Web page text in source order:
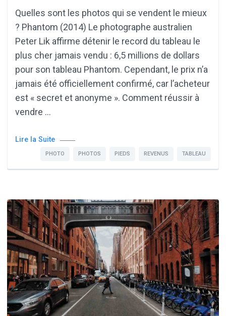
Quelles sont les photos qui se vendent le mieux
? Phantom (2014) Le photographe australien
Peter Lik affirme détenir le record du tableau le
plus cher jamais vendu : 6,5 millions de dollars
pour son tableau Phantom. Cependant, le prix n’a
jamais été officiellement confirmé, car l’acheteur
est « secret et anonyme ». Comment réussir à
vendre …
Lire la Suite
PHOTO PHOTOS PIEDS REVENUS TABLEAU